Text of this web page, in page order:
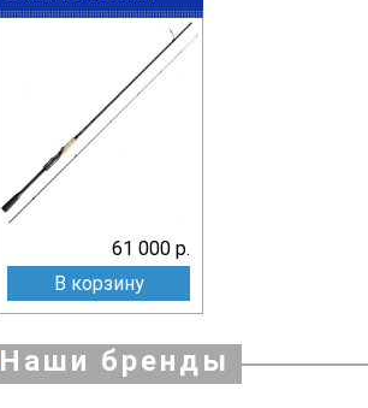
61 000 р.
В корзину
Наши бренды